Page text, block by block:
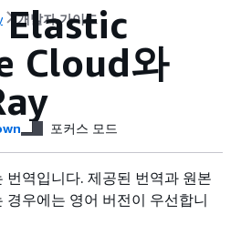
개발자 가이드
Cloud와
포커스 모드
번역입니다. 제공된 번역과 원본
경우에는 영어 버전이 우선합니